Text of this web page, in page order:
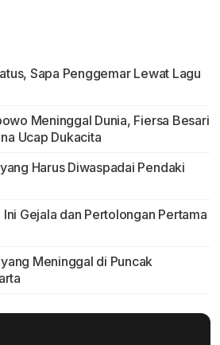
Sapa Penggemar Lewat Lagu
Meninggal Dunia, Fiersa Besari
Ucap Dukacita
Harus Diwaspadai Pendaki
Gejala dan Pertolongan Pertama
Meninggal di Puncak